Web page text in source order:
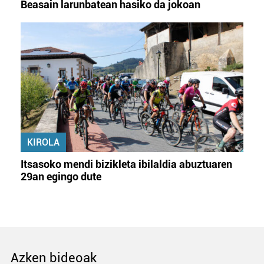
Beasain larunbatean hasiko da jokoan
KIROLA
Itsasoko mendi bizikleta ibilaldia abuztuaren
29an egingo dute
Azken bideoak